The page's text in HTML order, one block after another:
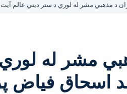
د مذهبي مشر له لوري د ستر دیني عالم
مشر له
اسحاق فیاض